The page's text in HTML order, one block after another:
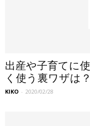
出産や子育てに
く使う裏ワザは？
KIKO - 2020/02/28